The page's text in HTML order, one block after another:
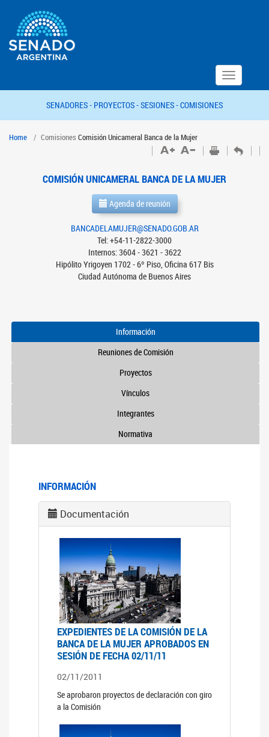
Toggle
navigation
SENADORES - PROYECTOS -SESIONES -COMISIONES
Home Comisiones Comisión Unicameral Banca de la Mujer
COMISIÓN UNICAMERAL BANCA DE LA MUJER
Agenda de reunión
BANCADELAMUJER@SENADO.GOB.AR
Tel: +54-11-2822-3000
Internos: 3604 - 3621 - 3622
Hipólito Yrigoyen 1702 - 6º Piso, Oficina 617 Bis
Ciudad Autónoma de Buenos Aires
Información
Reuniones de Comisión
Proyectos
Vínculos
Integrantes
Normativa
INFORMACIÓN
Documentación
EXPEDIENTES DE LA COMISIÓN DE LA
BANCA DE LA MUJER APROBADOS EN
SESIÓN DE FECHA 02/11/11
02/11/2011
Se aprobaron proyectos de declaración con giro
a la Comisión